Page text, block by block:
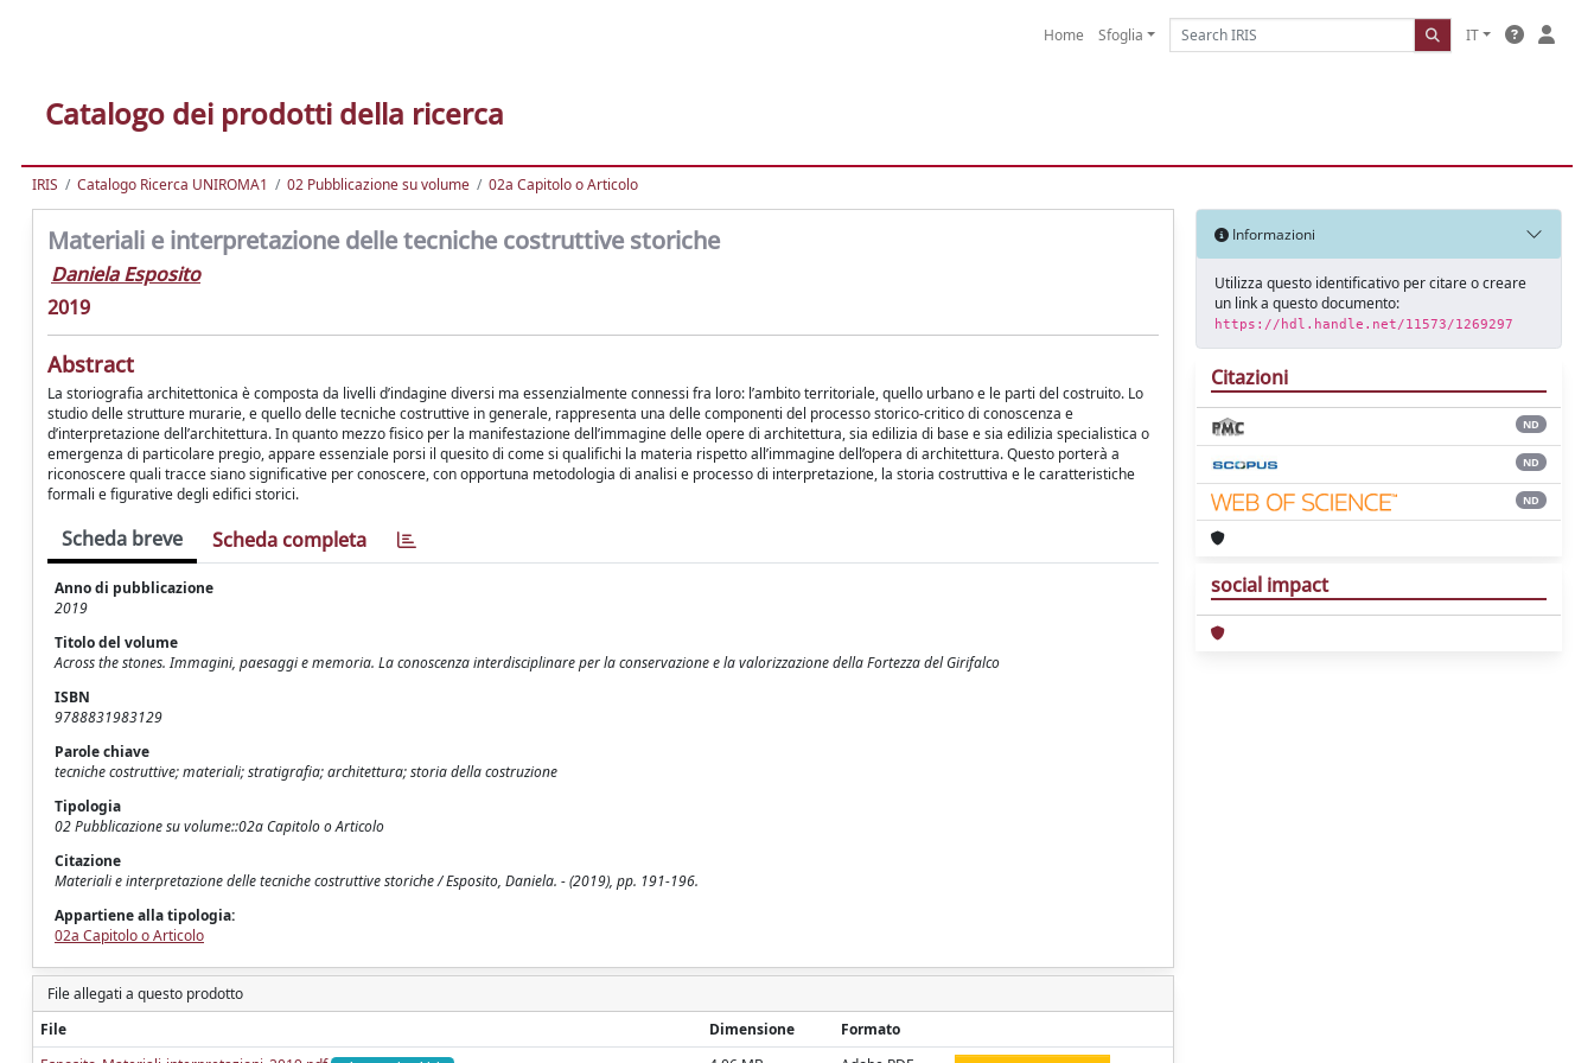
Home Sfoglia IT
Catalogo dei prodotti della ricerca
IRIS Catalogo Ricerca UNIROMA1 02 Pubblicazione su volume 02a Capitolo o Articolo
Materiali e interpretazione delle tecniche costruttive storiche
Daniela Esposito
2019
Abstract
La storiografia architettonica è composta da livelli d’indagine diversi ma essenzialmente connessi fra loro: l’ambito territoriale, quello urbano e le parti del costruito. Lo
studio delle strutture murarie, e quello delle tecniche costruttive in generale, rappresenta una delle componenti del processo storico-critico di conoscenza e
d’interpretazione dell’architettura. In quanto mezzo fisico per la manifestazione dell’immagine delle opere di architettura, sia edilizia di base e sia edilizia specialistica o
emergenza di particolare pregio, appare essenziale porsi il quesito di come si qualifichi la materia rispetto all’immagine dell’opera di architettura. Questo porterà a
riconoscere quali tracce siano significative per conoscere, con opportuna metodologia di analisi e processo di interpretazione, la storia costruttiva e le caratteristiche
formali e figurative degli edifici storici.
Scheda breve Scheda completa
Anno di pubblicazione
2019
Titolo del volume
Across the stones. Immagini, paesaggi e memoria. La conoscenza interdisciplinare per la conservazione e la valorizzazione della Fortezza del Girifalco
ISBN
9788831983129
Parole chiave
tecniche costruttive; materiali; stratigrafia; architettura; storia della costruzione
Tipologia
02 Pubblicazione su volume::02a Capitolo o Articolo
Citazione
Materiali e interpretazione delle tecniche costruttive storiche / Esposito, Daniela. - (2019), pp. 191-196.
Appartiene alla tipologia:
02a Capitolo o Articolo
File allegati a questo prodotto
File
Dimensione
Formato
Informazioni
Utilizza questo identificativo per citare o creare
un link a questo documento:
https://hdl.handle.net/11573/1269297
Citazioni
ND
ND
ND
social impact